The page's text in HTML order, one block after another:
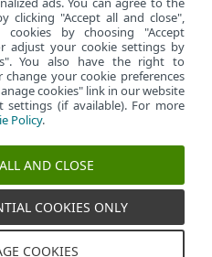
površinu
clicking "Accept all and close",
cookies by choosing "Accept
adjust your cookie settings by
You also have the right to
your cookie preferences
cookies" link in our website
(if available). For more
Policy.
AND CLOSE
COOKIES ONLY
COOKIES